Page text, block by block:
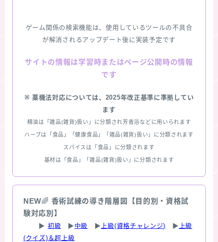
ゲーム関係の検索機能は、使用しているツールの不具合
が解消されるアップデート後に実装予定です
サイトの情報は学習時またはページ公開時の情報
です
※ 薬機法対応については、2025年改正基準に準拠してい
ます
精油は「雑品(雑貨)扱い」に分類され芳香浴などに用いられます
ハーブは「食品」「健康食品」「雑品(雑貨)扱い」に分類されます
スパイスは「食品」に分類されます
基材は「食品」「雑品(雑貨)扱い」に分類されます
NEW🌈 香術試練の導き階層図【目的別・資格試
験対応別】
▶ 初級 ▶ 中級 ▶ 上級(資格チャレンジ) ▶ 上級
(クイズ)＆超上級